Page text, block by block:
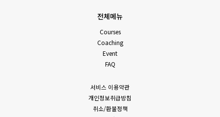
전체메뉴
Courses
Coaching
Event
FAQ
서비스 이용약관
개인정보취급방침
취소/환불정책